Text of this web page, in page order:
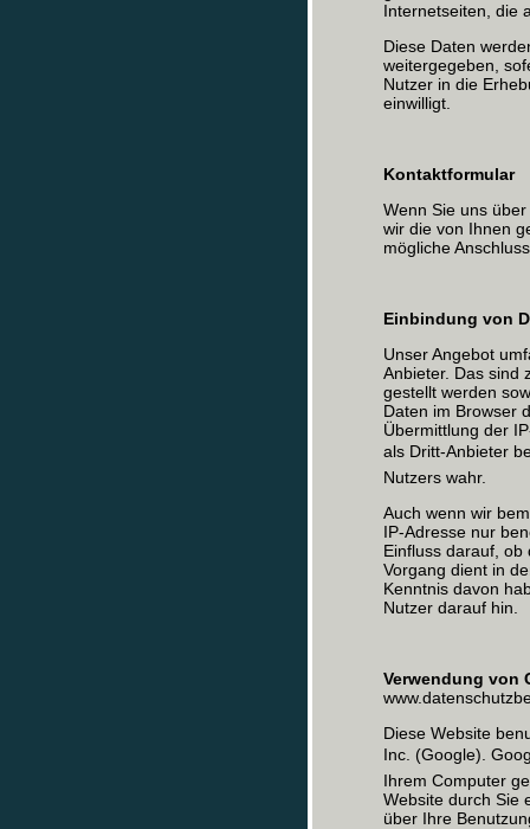
Internetseiten, die
Diese Daten
weitergegeben,
Nutzer in die
einwilligt.
Kontaktformular
Wenn Sie uns
wir die von Ihnen
mögliche
Einbindung von
Unser Angebot
Anbieter. Das sind
gestellt werden
Daten im Browser
Übermittlung der
als Dritt-Anbieter
Nutzers wahr.
Auch wenn wir
IP-Adresse nur
Einfluss darauf, ob
Vorgang dient in
Kenntnis davon
Nutzer darauf hin.
Verwendung
Diese Website
Inc. (Google).
Ihrem Computer
Website durch Sie
über Ihre